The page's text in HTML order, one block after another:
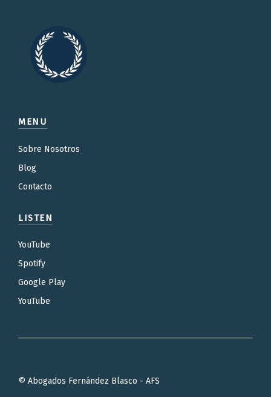
MENU
Sobre Nosotros
Blog
Contacto
LISTEN
YouTube
Spotify
Google Play
YouTube
© Abogados Fernández Blasco - AFS